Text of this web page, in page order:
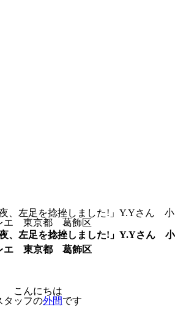
夜、左足を捻挫しました!」Y.Yさん 小
エ 東京都 葛飾区
夜、左足を捻挫しました!」Y.Yさん 小
エ 東京都 葛飾区
こんにちは
タッフの外間です